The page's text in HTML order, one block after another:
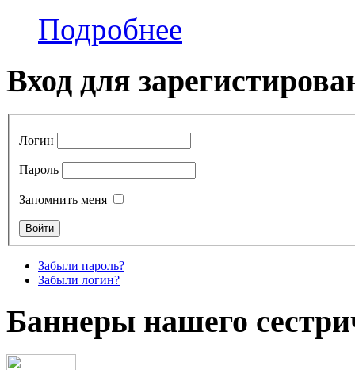
Подробнее
Вход для
Логин
Пароль
Запомнить меня
Забыли пароль?
Забыли логин?
Баннеры нашего